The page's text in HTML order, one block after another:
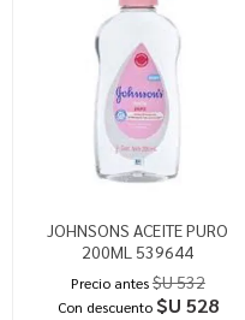
JOHNSONS ACEITE PURO
200ML 539644
Precio antes$U 532
Con descuento $U 528